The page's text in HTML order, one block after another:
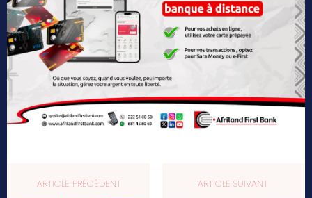
ARTICLE PRÉCÉDENT ARTICLE SUIVANT